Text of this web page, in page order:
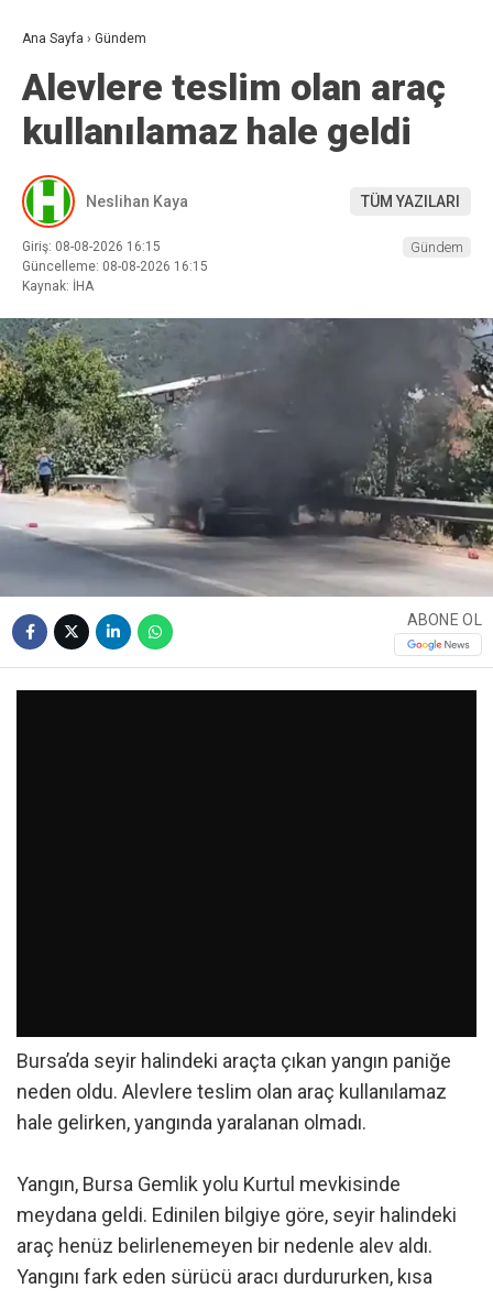
Ana Sayfa › Gündem
Alevlere teslim olan araç
kullanılamaz hale geldi
Neslihan Kaya TÜM YAZILARI
Giriş: 08-08-2026 16:15
Güncelleme: 08-08-2026 16:15
Kaynak: İHA
Gündem
ABONE OL
Bursa’da seyir halindeki araçta çıkan yangın paniğe
neden oldu. Alevlere teslim olan araç kullanılamaz
hale gelirken, yangında yaralanan olmadı.
Yangın, Bursa Gemlik yolu Kurtul mevkisinde
meydana geldi. Edinilen bilgiye göre, seyir halindeki
araç henüz belirlenemeyen bir nedenle alev aldı.
Yangını fark eden sürücü aracı durdururken, kısa